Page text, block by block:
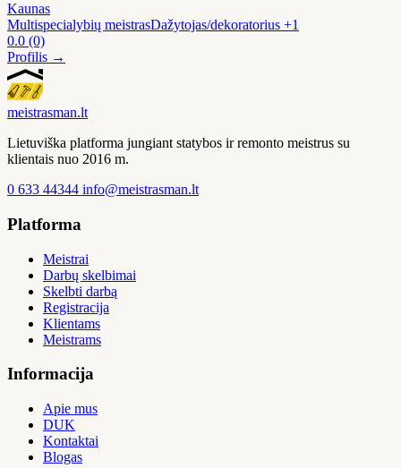
Kaunas
Multispecialybių meistrasDažytojas/dekoratorius +1
0.0 (0)
Profilis →
meistrasman.lt
Lietuviška platforma jungiant statybos ir remonto meistrus su
klientais nuo 2016 m.
0 633 44344 info@meistrasman.lt
Platforma
Meistrai
Darbų skelbimai
Skelbti darbą
Registracija
Klientams
Meistrams
Informacija
Apie mus
DUK
Kontaktai
Blogas